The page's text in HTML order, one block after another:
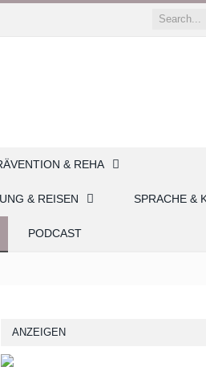
& REHA
& REISEN SPRACHE &
PODCAST
ANZEIGEN